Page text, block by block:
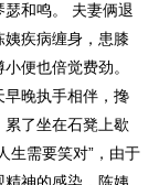
和鸣。 夫妻俩退
姨疾病缠身，患膝
便也倍觉费劲。
早晚执手相伴，搀
了坐在石凳上歇
生需要笑对”，由于